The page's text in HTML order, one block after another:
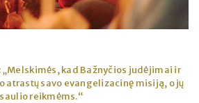
: „Melskimės, kad Bažnyčios judėjimai ir
atrastų savo evangelizacinę misiją, o jų
reikmėms.“